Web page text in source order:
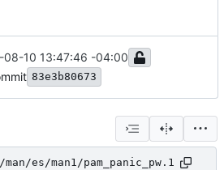
08-10 13:47:46 -04:00
83e3b80673
es/man1/pam_panic_pw.1